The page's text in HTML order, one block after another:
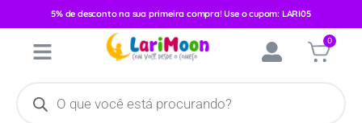
5% de desconto na sua primeira compra! Use o cupom: LARI05
0
Categoria:Fashion